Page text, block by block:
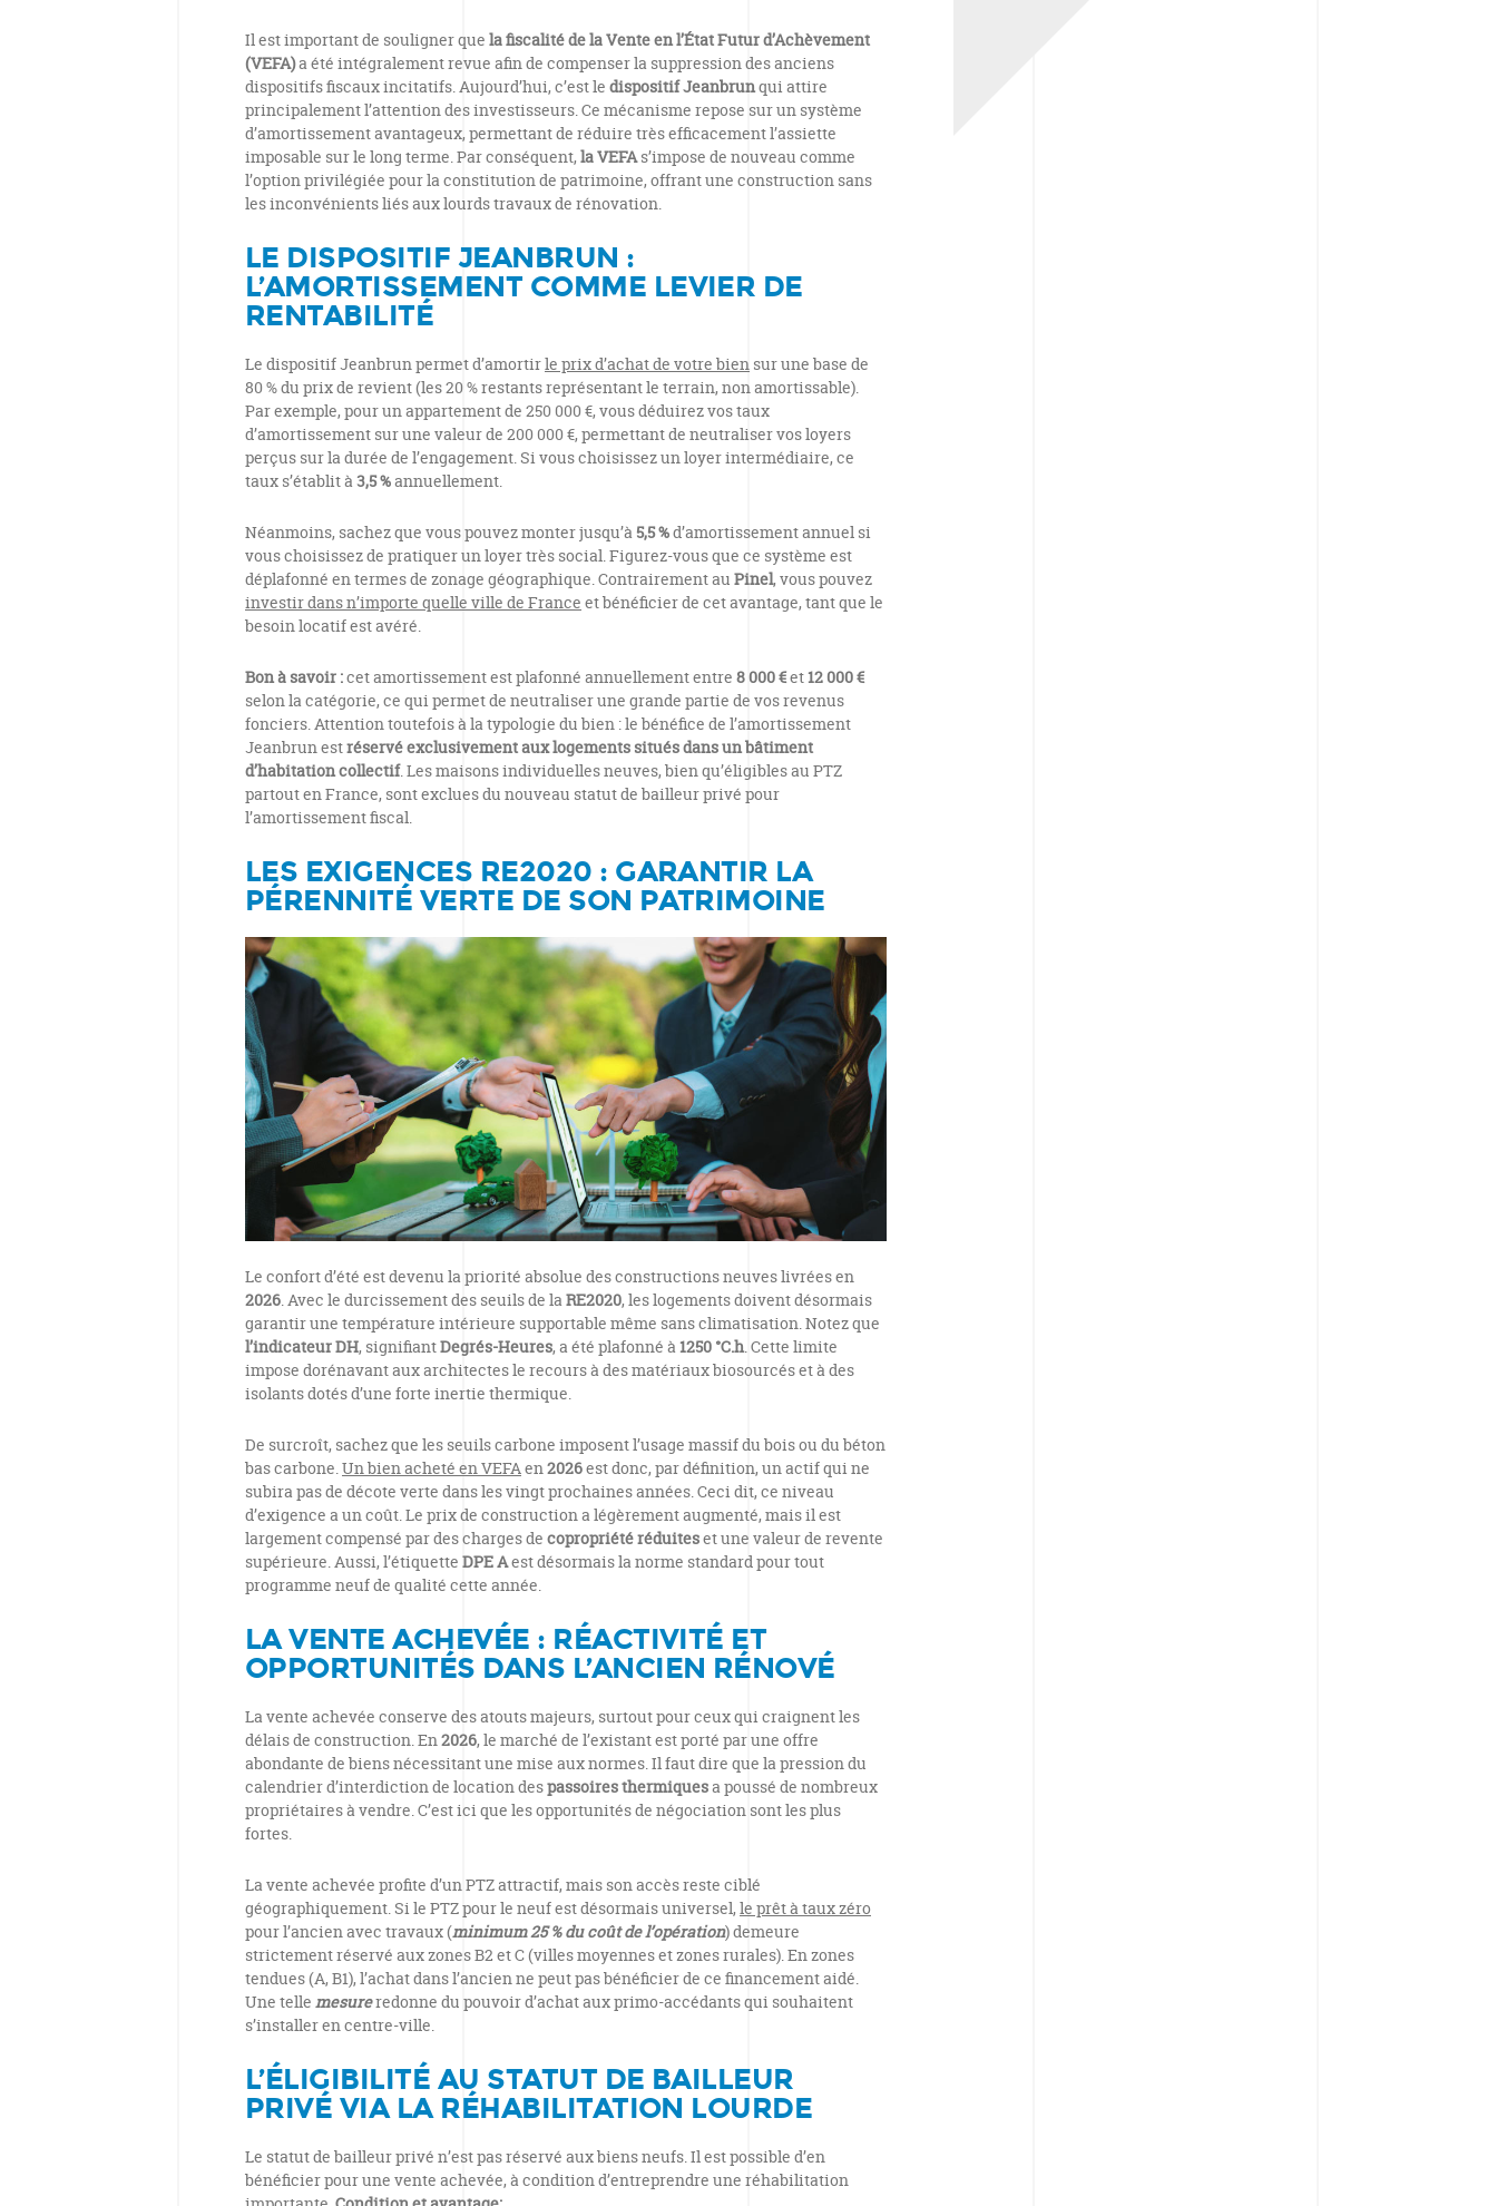
Il est important de souligner que la fiscalité de la Vente en l’État Futur d’Achèvement
(VEFA)a été intégralement revue afin de compenser la suppression des anciens
dispositifs fiscaux incitatifs. Aujourd’hui, c’est le dispositif Jeanbrunqui attire
principalement l’attention des investisseurs. Ce mécanisme repose sur un système
d’amortissement avantageux, permettant de réduire très efficacement l’assiette
imposable sur le long terme. Par conséquent, la VEFAs’impose de nouveau comme
l’option privilégiée pour la constitution de patrimoine, offrant une construction sans
les inconvénients liés aux lourds travaux de rénovation.
LE DISPOSITIF JEANBRUN :
L’AMORTISSEMENT COMME LEVIER DE
RENTABILITÉ
Le dispositif Jeanbrun permet d’amortirle prix d’achat de votre bien sur une base de
80 % du prix de revient (les 20 % restants représentant le terrain, non amortissable).
Par exemple, pour un appartement de 250 000 €, vous déduirez vos taux
d’amortissement sur une valeur de 200 000 €, permettant de neutraliser vos loyers
perçus sur la durée de l’engagement. Si vous choisissez un loyer intermédiaire, ce
taux s’établit à 3,5 %annuellement.
Néanmoins, sachez que vous pouvez monter jusqu’à 5,5 %d’amortissement annuel si
vous choisissez de pratiquer un loyer très social. Figurez-vous que ce système est
déplafonné en termes de zonage géographique. Contrairement au Pinel, vous pouvez
investir dans n’importe quelle ville de France et bénéficier de cet avantage, tant que le
besoin locatif est avéré.
Bon à savoir :cet amortissement est plafonné annuellement entre 8 000 €et12 000 €
selon la catégorie, ce qui permet de neutraliser une grande partie de vos revenus
fonciers. Attention toutefois à la typologie du bien : le bénéfice de l’amortissement
Jeanbrun estréservé exclusivement aux logements situés dans un bâtiment
d’habitation collectif. Les maisons individuelles neuves, bien qu’éligibles au PTZ
partout en France, sont exclues du nouveau statut de bailleur privé pour
l’amortissement fiscal.
LES EXIGENCES RE2020 : GARANTIR LA
PÉRENNITÉ VERTE DE SON PATRIMOINE
Le confort d’été est devenu la priorité absolue des constructions neuves livrées en
2026. Avec le durcissement des seuils de laRE2020, les logements doivent désormais
garantir une température intérieure supportable même sans climatisation. Notez que
l’indicateur DH, signifiantDegrés-Heures, a été plafonné à1250 °C.h. Cette limite
impose dorénavant aux architectes le recours à des matériaux biosourcés et à des
isolants dotés d’une forte inertie thermique.
De surcroît, sachez que les seuils carbone imposent l’usage massif du bois ou du béton
bas carbone.Un bien acheté en VEFAen2026est donc, par définition, un actif qui ne
subira pas de décote verte dans les vingt prochaines années. Ceci dit, ce niveau
d’exigence a un coût. Le prix de construction a légèrement augmenté, mais il est
largement compensé par des charges de copropriété réduiteset une valeur de revente
supérieure. Aussi, l’étiquette DPE Aest désormais la norme standard pour tout
programme neuf de qualité cette année.
LA VENTE ACHEVÉE : RÉACTIVITÉ ET
OPPORTUNITÉS DANS L’ANCIEN RÉNOVÉ
La vente achevée conserve des atouts majeurs, surtout pour ceux qui craignent les
délais de construction. En2026, le marché de l’existant est porté par une offre
abondante de biens nécessitant une mise aux normes. Il faut dire que la pression du
calendrier d’interdiction de location despassoires thermiquesa poussé de nombreux
propriétaires à vendre. C’est ici que les opportunités de négociation sont les plus
fortes.
La vente achevée profite d’un PTZ attractif, mais son accès reste ciblé
géographiquement. Si le PTZ pour le neuf est désormais universel, le prêt à taux zéro
pour l’ancien avec travaux (minimum 25 % du coût de l’opération) demeure
strictement réservé aux zones B2 et C (villes moyennes et zones rurales). En zones
tendues (A, B1), l’achat dans l’ancien ne peut pas bénéficier de ce financement aidé.
Une telle mesureredonne du pouvoir d’achat aux primo-accédants qui souhaitent
s’installer en centre-ville.
L’ÉLIGIBILITÉ AU STATUT DE BAILLEUR
PRIVÉ VIA LA RÉHABILITATION LOURDE
Le statut de bailleur privé n’est pas réservé aux biens neufs. Il est possible d’en
bénéficier pour une vente achevée, à condition d’entreprendre une réhabilitation